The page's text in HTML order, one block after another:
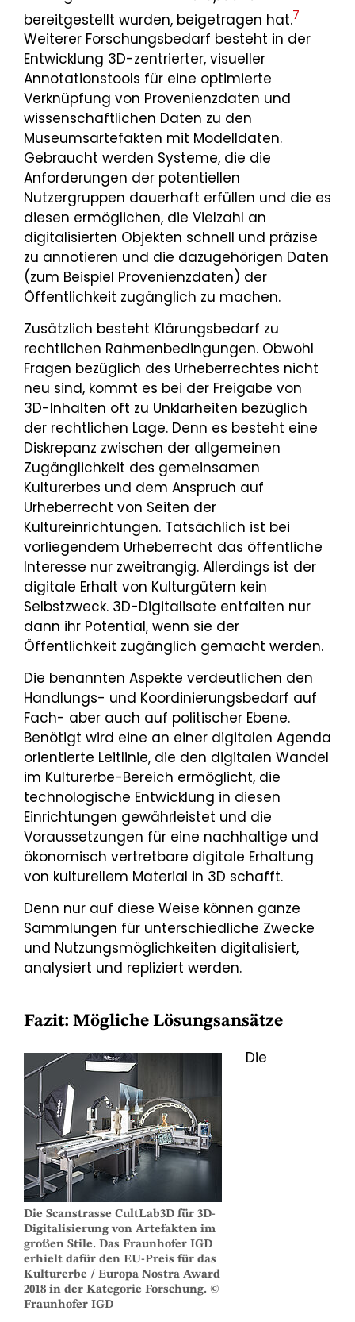
bereitgestellt wurden, beigetragen hat.7
Weiterer Forschungsbedarf besteht in der
Entwicklung 3D-zentrierter, visueller
Annotationstools für eine optimierte
Verknüpfung von Provenienzdaten und
wissenschaftlichen Daten zu den
Museumsartefakten mit Modelldaten.
Gebraucht werden Systeme, die die
Anforderungen der potentiellen
Nutzergruppen dauerhaft erfüllen und die es
diesen ermöglichen, die Vielzahl an
digitalisierten Objekten schnell und präzise
zu annotieren und die dazugehörigen Daten
(zum Beispiel Provenienzdaten) der
Öffentlichkeit zugänglich zu machen.
Zusätzlich besteht Klärungsbedarf zu
rechtlichen Rahmenbedingungen. Obwohl
Fragen bezüglich des Urheberrechtes nicht
neu sind, kommt es bei der Freigabe von
3D-Inhalten oft zu Unklarheiten bezüglich
der rechtlichen Lage. Denn es besteht eine
Diskrepanz zwischen der allgemeinen
Zugänglichkeit des gemeinsamen
Kulturerbes und dem Anspruch auf
Urheberrecht von Seiten der
Kultureinrichtungen. Tatsächlich ist bei
vorliegendem Urheberrecht das öffentliche
Interesse nur zweitrangig. Allerdings ist der
digitale Erhalt von Kulturgütern kein
Selbstzweck. 3D-Digitalisate entfalten nur
dann ihr Potential, wenn sie der
Öffentlichkeit zugänglich gemacht werden.
Die benannten Aspekte verdeutlichen den
Handlungs- und Koordinierungsbedarf auf
Fach- aber auch auf politischer Ebene.
Benötigt wird eine an einer digitalen Agenda
orientierte Leitlinie, die den digitalen Wandel
im Kulturerbe-Bereich ermöglicht, die
technologische Entwicklung in diesen
Einrichtungen gewährleistet und die
Voraussetzungen für eine nachhaltige und
ökonomisch vertretbare digitale Erhaltung
von kulturellem Material in 3D schafft.
Denn nur auf diese Weise können ganze
Sammlungen für unterschiedliche Zwecke
und Nutzungsmöglichkeiten digitalisiert,
analysiert und repliziert werden.
Fazit: Mögliche Lösungsansätze
Die Scanstrasse CultLab3D für 3D-
Digitalisierung von Artefakten im
großen Stile. Das Fraunhofer IGD
erhielt dafür den EU-Preis für das
Kulturerbe / Europa Nostra Award
2018 in der Kategorie Forschung. ©
Fraunhofer IGD
Die